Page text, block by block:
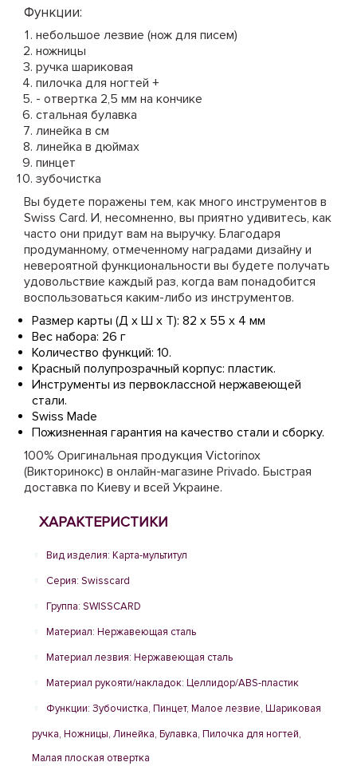
Функции:
небольшое лезвие (нож для писем)
ножницы
ручка шариковая
пилочка для ногтей +
- отвертка 2,5 мм на кончике
стальная булавка
линейка в см
линейка в дюймах
пинцет
зубочистка
Вы будете поражены тем, как много инструментов в
Swiss Card. И, несомненно, вы приятно удивитесь, как
часто они придут вам на выручку. Благодаря
продуманному, отмеченному наградами дизайну и
невероятной функциональности вы будете получать
удовольствие каждый раз, когда вам понадобится
воспользоваться каким-либо из инструментов.
Размер карты (Д х Ш х Т): 82 х 55 х 4 мм
Вес набора: 26 г
Количество функций: 10.
Красный полупрозрачный корпус: пластик.
Инструменты из первоклассной нержавеющей
стали.
Swiss Made
Пожизненная гарантия на качество стали и сборку.
100% Оригинальная продукция Victorinox
(Викторинокс) в онлайн-магазине Рrivado. Быстрая
доставка по Киеву и всей Украине.
ХАРАКТЕРИСТИКИ
Вид изделия: Карта-мультитул
Серия: Swisscard
Группа: SWISSCARD
Материал: Нержавеющая сталь
Материал лезвия: Нержавеющая сталь
Материал рукояти/накладок: Целлидор/ABS-пластик
Функции: Зубочистка, Пинцет, Малое лезвие, Шариковая
ручка, Ножницы, Линейка, Булавка, Пилочка для ногтей,
Малая плоская отвертка